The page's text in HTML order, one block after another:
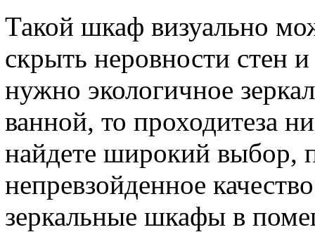
Такой шкаф визуально
скрыть неровности стен
нужно экологичное
ванной, то проходитеза
найдете широкий выбор,
непревзойденное
зеркальные шкафы в